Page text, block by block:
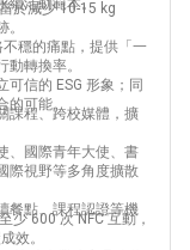
續活動範本。
於減少 10-15 kg
穩的痛點，提供「一
轉換率。
信的 ESG 形象；同
的可能。
課程、跨校媒體，擴
、國際青年大使、書
際視野等多角度擴散
餐點、課程認證等機
少 600 次 NFC 互動，
效。